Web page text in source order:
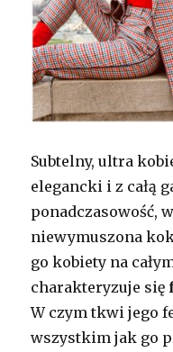
Subtelny, ultra
elegancki i z całą
ponadczasowość,
niewymuszona
go kobiety na
charakteryzuje się
W czym tkwi jego
wszystkim jak go